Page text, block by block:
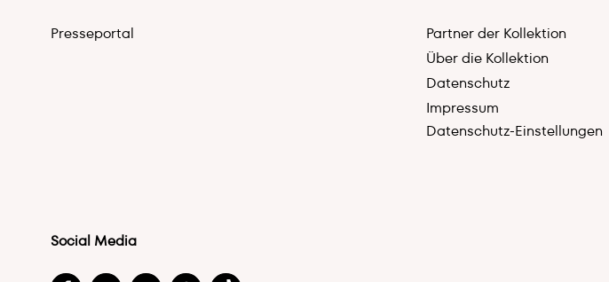
Presseportal
Partner der Kollektion
Über die Kollektion
Datenschutz
Impressum
Datenschutz-Einstellungen
Social Media